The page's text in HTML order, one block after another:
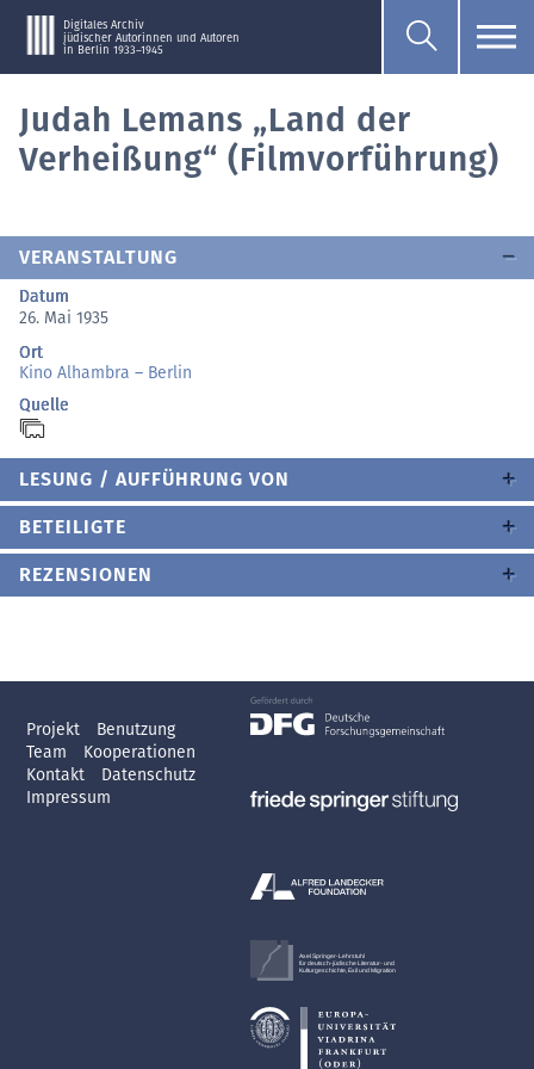
Digitales Archiv
jüdischer Autorinnen und Autoren
in Berlin 1933–1945
Judah Lemans „Land der
Verheißung“ (Filmvorführung)
VERANSTALTUNG
Datum
26. Mai 1935
Ort
Kino Alhambra – Berlin
Quelle
LESUNG / AUFFÜHRUNG VON
BETEILIGTE
REZENSIONEN
Projekt
Benutzung
Team
Kooperationen
Kontakt
Datenschutz
Impressum
Axel Springer-Lehrstuhl
für deutsch-jüdische Literatur- und
Kulturgeschichte, Exil und Migration